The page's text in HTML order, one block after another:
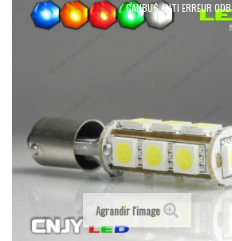
CANBUS ANTI ERREUR ODB
Agrandir l'image